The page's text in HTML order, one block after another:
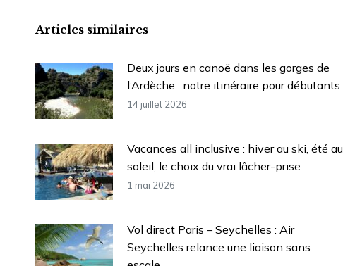
Articles similaires
Deux jours en canoë dans les gorges de
l’Ardèche : notre itinéraire pour débutants
14 juillet 2026
Vacances all inclusive : hiver au ski, été au
soleil, le choix du vrai lâcher-prise
1 mai 2026
Vol direct Paris – Seychelles : Air
Seychelles relance une liaison sans